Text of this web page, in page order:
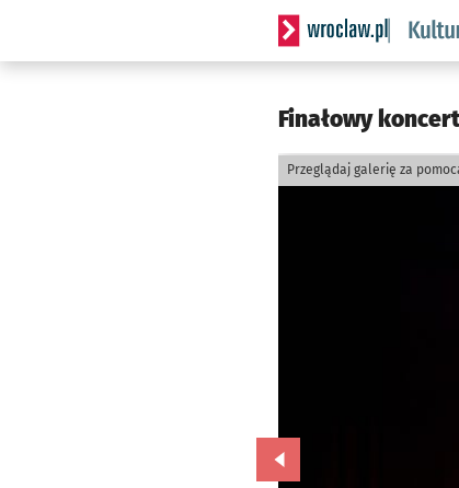
Serwis informacyjny
Finałowy
Przeglądaj galerię za
Przejdź do